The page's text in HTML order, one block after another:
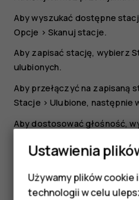
Smartfony
Aby wyszukać dostępne
Opcje >Skanuj stacje.
Aby zapisać stację, wybierz
ulubionych.
Aby przełączyć na zapisaną
Stacje >Ulubione, następnie
Aby dostosować głośność,
Aby wyłączyć radio, wybierz
Wskazówka:Aby
użyciu głośników
Ustawienia
Używamy plików cookie
technologii w celu